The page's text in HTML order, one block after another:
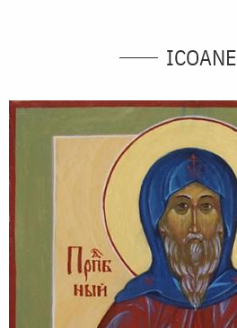
ICOANE